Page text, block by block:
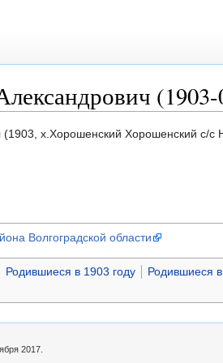
(1903-
(1903, х.Хорошенский Хорошенский с/с
Волгоградской области
Родившиеся в 1903 году Родившиеся в
2017.